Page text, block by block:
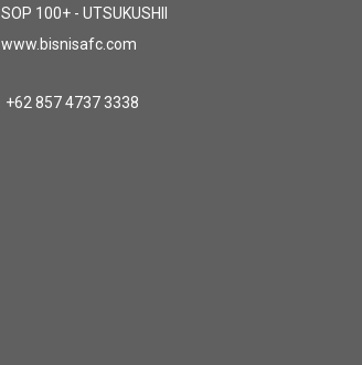
SOP 100+ - UTSUKUSHII
www.bisnisafc.com
+62 857 4737 3338